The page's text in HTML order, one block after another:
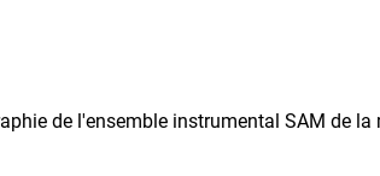
de l'ensemble instrumental SAM de